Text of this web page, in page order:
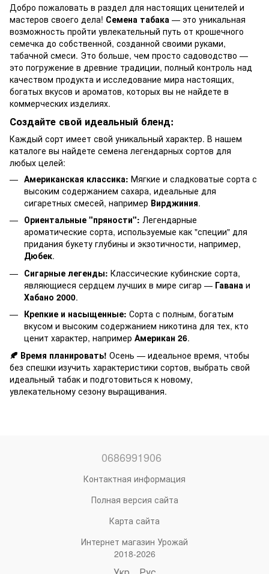
Добро пожаловать в раздел для настоящих ценителей и
мастеров своего дела! Семена табака — это уникальная
возможность пройти увлекательный путь от крошечного
семечка до собственной, созданной своими руками,
табачной смеси. Это больше, чем просто садоводство —
это погружение в древние традиции, полный контроль над
качеством продукта и исследование мира настоящих,
богатых вкусов и ароматов, которых вы не найдете в
коммерческих изделиях.
Создайте свой идеальный бленд:
Каждый сорт имеет свой уникальный характер. В нашем
каталоге вы найдете семена легендарных сортов для
любых целей:
Американская классика: Мягкие и сладковатые сорта с
высоким содержанием сахара, идеальные для
сигаретных смесей, например Вирджиния.
Ориентальные "пряности": Легендарные
ароматические сорта, используемые как "специи" для
придания букету глубины и экзотичности, например,
Дюбек.
Сигарные легенды: Классические кубинские сорта,
являющиеся сердцем лучших в мире сигар — Гавана и
Хабано 2000.
Крепкие и насыщенные: Сорта с полным, богатым
вкусом и высоким содержанием никотина для тех, кто
ценит характер, например Американ 26.
🍂 Время планировать! Осень — идеальное время, чтобы
без спешки изучить характеристики сортов, выбрать свой
идеальный табак и подготовиться к новому,
увлекательному сезону выращивания.
0686991906
Контактная информация
Полная версия сайта
Карта сайта
Интернет магазин Урожай
2018-2026